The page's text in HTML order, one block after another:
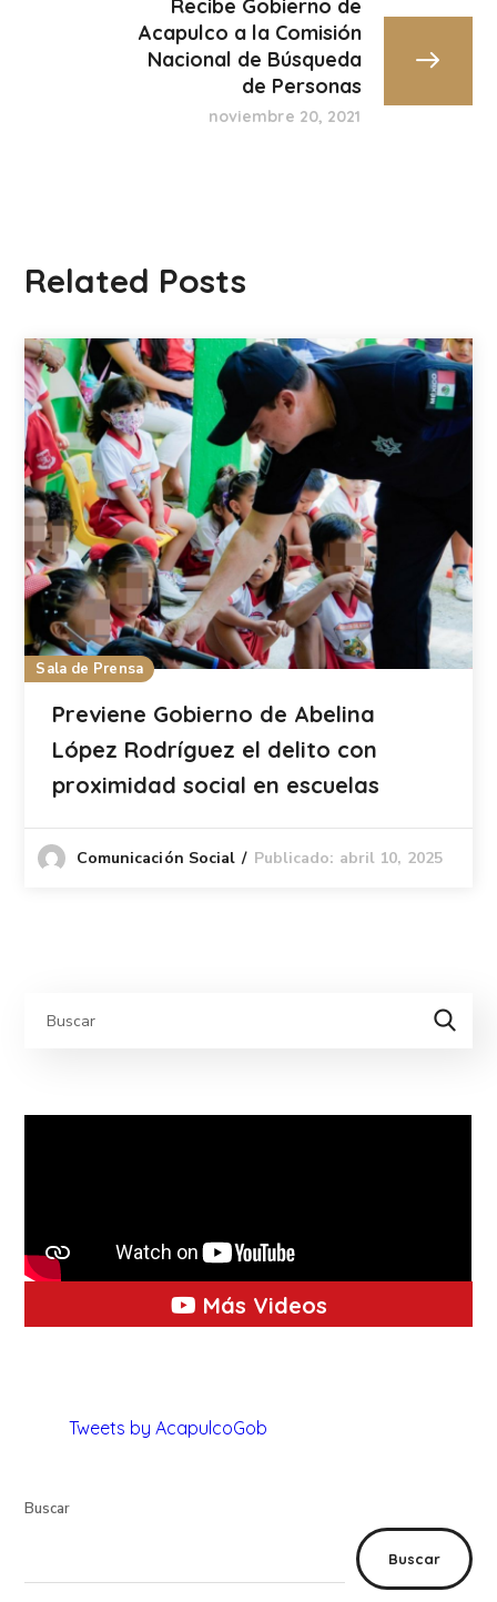
Recibe Gobierno de
Acapulco a la Comisión
Nacional de Búsqueda
de Personas
noviembre 20, 2021
Related Posts
Sala de Prensa
Previene Gobierno de Abelina
López Rodríguez el delito con
proximidad social en escuelas
Comunicación Social Publicado: abril 10, 2025
Más Videos
Tweets by AcapulcoGob
Buscar
Buscar